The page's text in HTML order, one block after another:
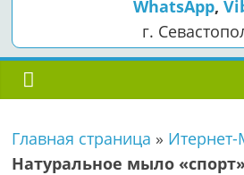
WhatsApp,
г.
Главная страница »
Натуральное мыло